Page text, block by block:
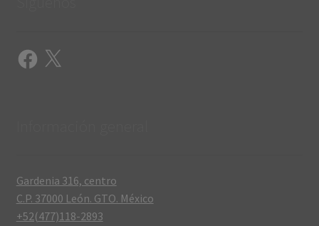
Facebook
X
Gardenia 316, centro
C.P. 37000 León. GTO. México
+52(477)118-2893